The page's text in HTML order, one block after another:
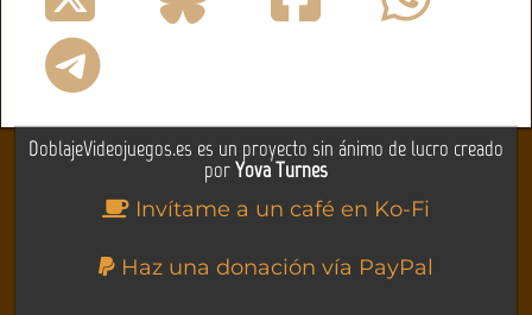
DoblajeVideojuegos.es es un proyecto sin ánimo de lucro creado
porYova Turnes
Invítame a un café en Ko-Fi
Haz una donación vía PayPal